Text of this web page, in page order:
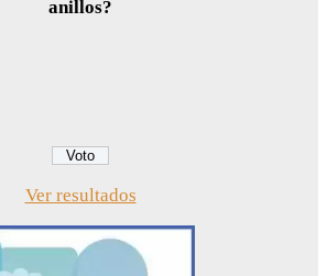
anillos?
Ver resultados